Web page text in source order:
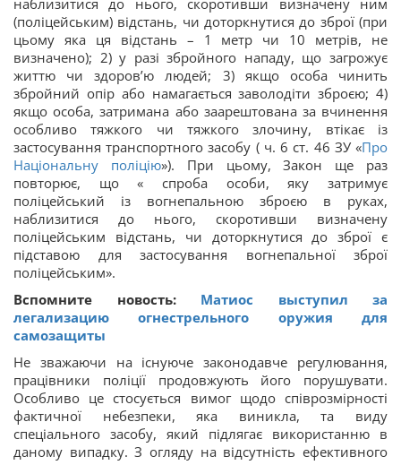
(поліцейським) відстань, чи доторкнутися до зброї (при
цьому яка ця відстань – 1 метр чи 10 метрів, не
визначено); 2) у разі збройного нападу, що загрожує
життю чи здоров’ю людей; 3) якщо особа чинить
збройний опір або намагається заволодіти зброєю; 4)
якщо особа, затримана або заарештована за вчинення
особливо тяжкого чи тяжкого злочину, втікає із
застосування транспортного засобу ( ч. 6 ст. 46 ЗУ «Про
Національну поліцію»). При цьому, Закон ще раз
повторює, що « спроба особи, яку затримує
поліцейський із вогнепальною зброєю в руках,
наблизитися до нього, скоротивши визначену
поліцейським відстань, чи доторкнутися до зброї є
підставою для застосування вогнепальної зброї
поліцейським».
Вспомните новость: Матиос выступил за
легализацию огнестрельного оружия для
самозащиты
Не зважаючи на існуюче законодавче регулювання,
працівники поліції продовжують його порушувати.
Особливо це стосується вимог щодо співрозмірності
фактичної небезпеки, яка виникла, та виду
спеціального засобу, який підлягає використанню в
даному випадку. З огляду на відсутність ефективного